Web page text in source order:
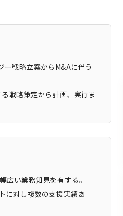
ー戦略立案からM&Aに伴う
戦略策定から計画、実行ま
広い業務知見を有する。
に対し複数の支援実績あ